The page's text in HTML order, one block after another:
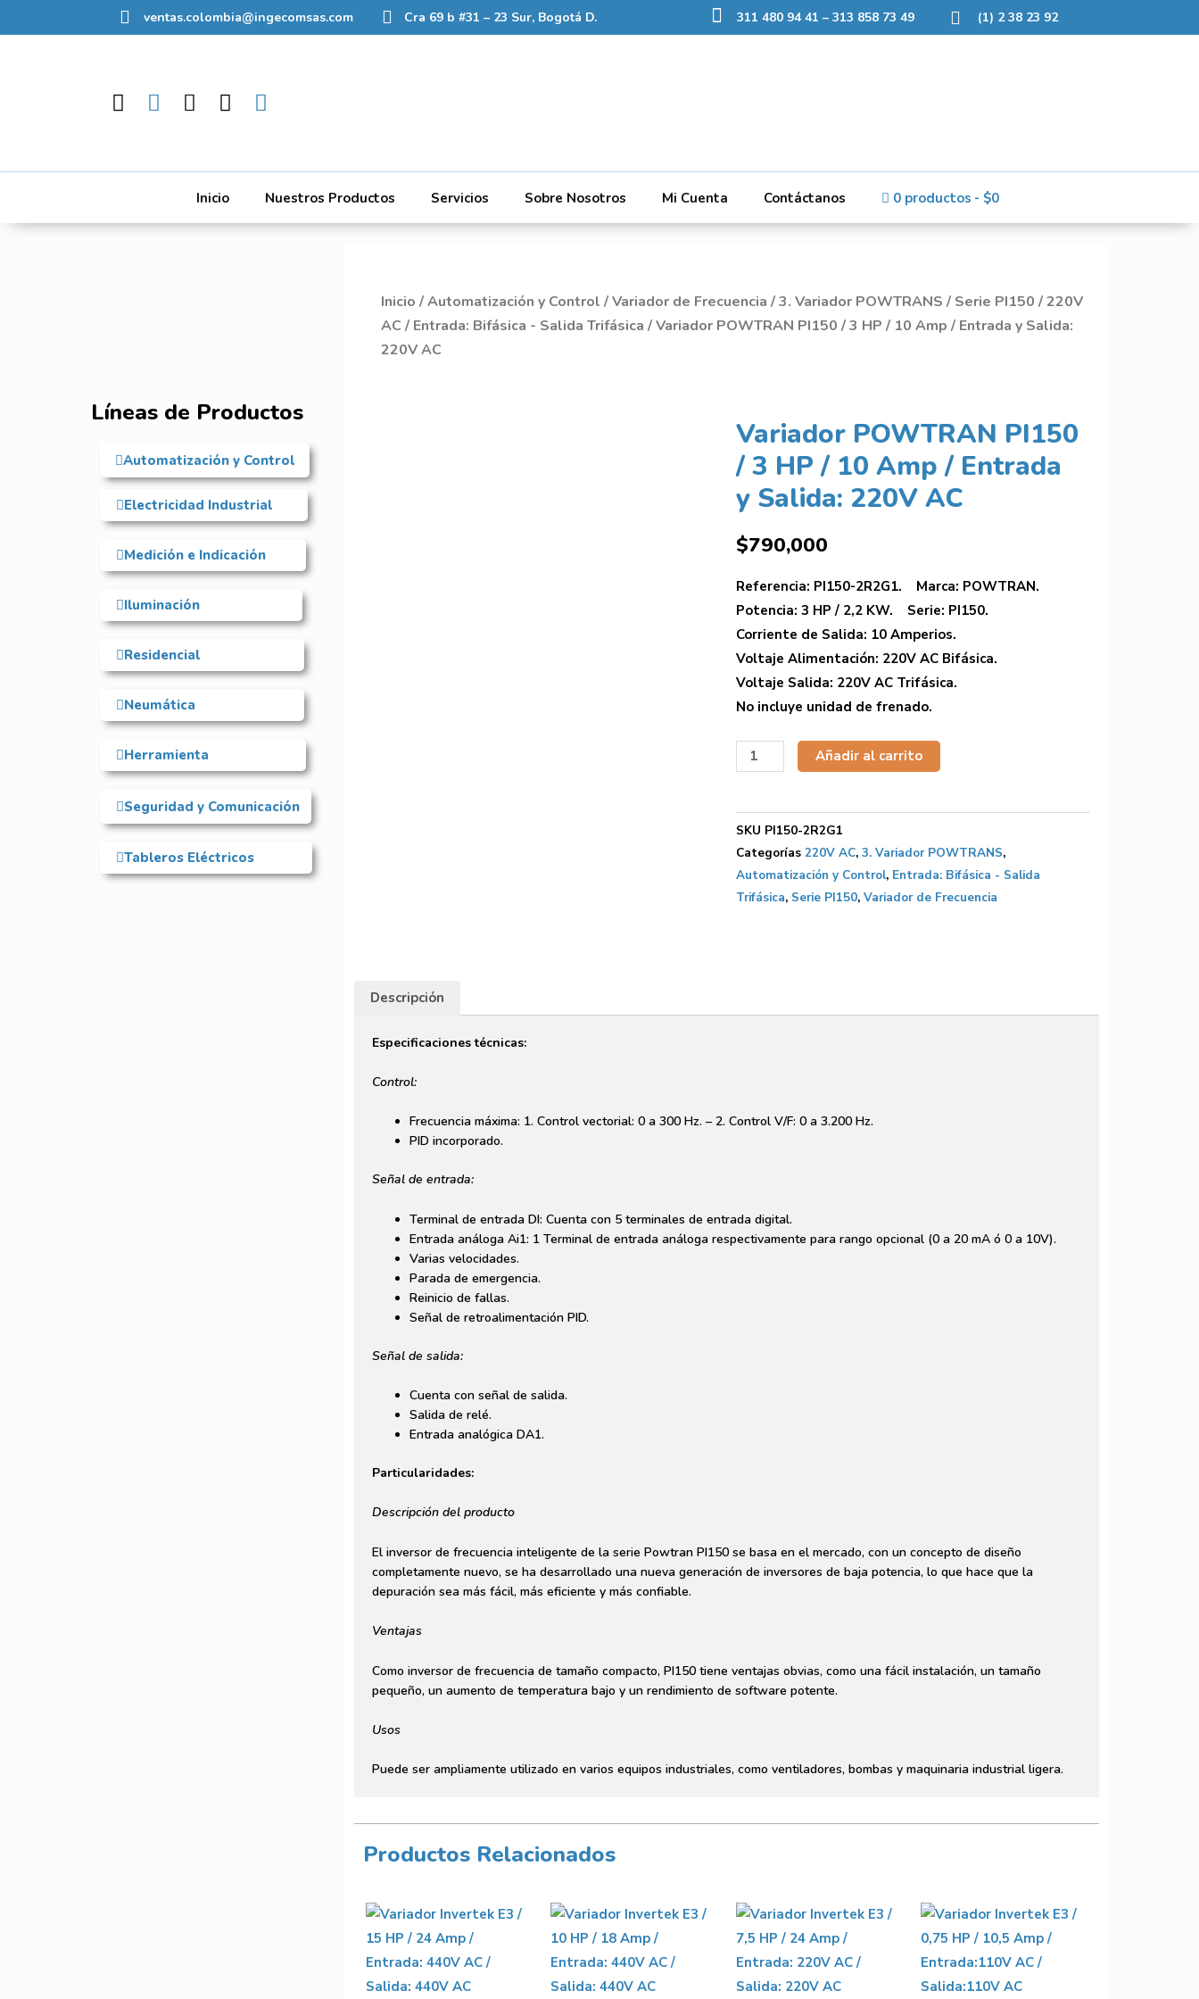
ventas.colombia@ingecomsas.com Cra 69 b #31 – 23 Sur, Bogotá D. 311 480 94 41 – 313 858 73 49 (1) 2 38 23 92
Inicio Nuestros Productos Servicios Sobre Nosotros Mi Cuenta Contáctanos 0 productos $0
Inicio /Automatización y Control /Variador de Frecuencia /3. Variador POWTRANS / Serie PI150 /220V
AC / Entrada: Bifásica - Salida Trifásica / Variador POWTRAN PI150 / 3 HP / 10 Amp / Entrada y Salida:
220V AC
Líneas de Productos
Automatización y Control
Electricidad Industrial
Medición e Indicación
Iluminación
Residencial
Neumática
Herramienta
Seguridad y Comunicación
Tableros Eléctricos
Variador POWTRAN PI150
/ 3 HP / 10 Amp / Entrada
y Salida: 220V AC
$790,000
Referencia: PI150-2R2G1. Marca: POWTRAN.
Potencia: 3 HP / 2,2 KW. Serie: PI150.
Corriente de Salida: 10 Amperios.
Voltaje Alimentación: 220V AC Bifásica.
Voltaje Salida: 220V AC Trifásica.
No incluye unidad de frenado.
Añadir al carrito
SKU PI150-2R2G1
Categorías 220V AC, 3. Variador POWTRANS,
Automatización y Control, Entrada: Bifásica - Salida
Trifásica, Serie PI150, Variador de Frecuencia
Descripción
Especificaciones técnicas:
Control:
Frecuencia máxima: 1. Control vectorial: 0 a 300 Hz. – 2. Control V/F: 0 a 3.200 Hz.
PID incorporado.
Señal de entrada:
Terminal de entrada DI: Cuenta con 5 terminales de entrada digital.
Entrada análoga Ai1: 1 Terminal de entrada análoga respectivamente para rango opcional (0 a 20 mA ó 0 a 10V).
Varias velocidades.
Parada de emergencia.
Reinicio de fallas.
Señal de retroalimentación PID.
Señal de salida:
Cuenta con señal de salida.
Salida de relé.
Entrada analógica DA1.
Particularidades:
Descripción del producto
El inversor de frecuencia inteligente de la serie Powtran PI150 se basa en el mercado, con un concepto de diseño
completamente nuevo, se ha desarrollado una nueva generación de inversores de baja potencia, lo que hace que la
depuración sea más fácil, más eficiente y más confiable.
Ventajas
Como inversor de frecuencia de tamaño compacto, PI150 tiene ventajas obvias, como una fácil instalación, un tamaño
pequeño, un aumento de temperatura bajo y un rendimiento de software potente.
Usos
Puede ser ampliamente utilizado en varios equipos industriales, como ventiladores, bombas y maquinaria industrial ligera.
Productos Relacionados